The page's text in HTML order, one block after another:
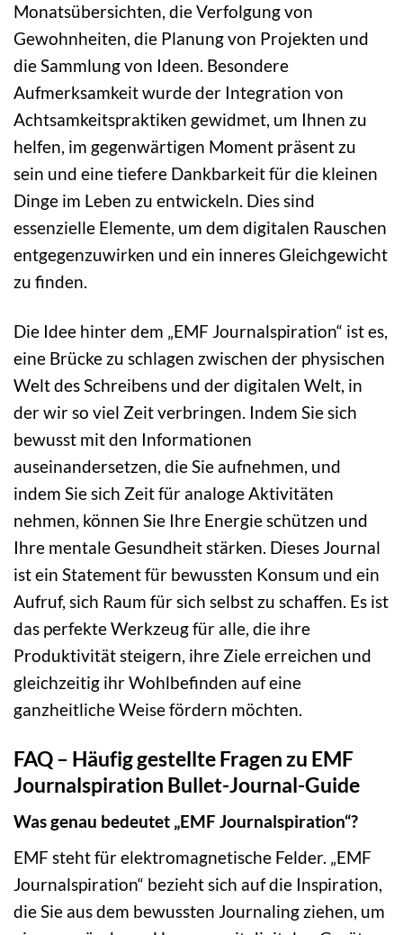
Monatsübersichten, die Verfolgung von
Gewohnheiten, die Planung von Projekten und
die Sammlung von Ideen. Besondere
Aufmerksamkeit wurde der Integration von
Achtsamkeitspraktiken gewidmet, um Ihnen zu
helfen, im gegenwärtigen Moment präsent zu
sein und eine tiefere Dankbarkeit für die kleinen
Dinge im Leben zu entwickeln. Dies sind
essenzielle Elemente, um dem digitalen Rauschen
entgegenzuwirken und ein inneres Gleichgewicht
zu finden.
Die Idee hinter dem „EMF Journalspiration“ ist es,
eine Brücke zu schlagen zwischen der physischen
Welt des Schreibens und der digitalen Welt, in
der wir so viel Zeit verbringen. Indem Sie sich
bewusst mit den Informationen
auseinandersetzen, die Sie aufnehmen, und
indem Sie sich Zeit für analoge Aktivitäten
nehmen, können Sie Ihre Energie schützen und
Ihre mentale Gesundheit stärken. Dieses Journal
ist ein Statement für bewussten Konsum und ein
Aufruf, sich Raum für sich selbst zu schaffen. Es ist
das perfekte Werkzeug für alle, die ihre
Produktivität steigern, ihre Ziele erreichen und
gleichzeitig ihr Wohlbefinden auf eine
ganzheitliche Weise fördern möchten.
FAQ – Häufig gestellte Fragen zu EMF
Journalspiration Bullet-Journal-Guide
Was genau bedeutet „EMF Journalspiration“?
EMF steht für elektromagnetische Felder. „EMF
Journalspiration“ bezieht sich auf die Inspiration,
die Sie aus dem bewussten Journaling ziehen, um